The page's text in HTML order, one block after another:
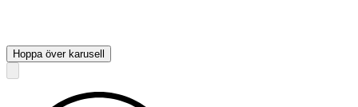
Hoppa över karusell